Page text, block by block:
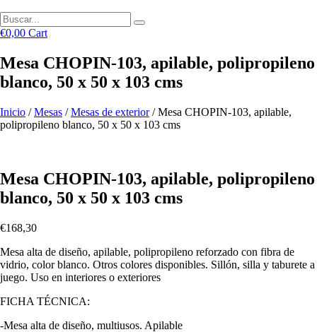
€0,00 Cart
Mesa CHOPIN-103, apilable, polipropileno
blanco, 50 x 50 x 103 cms
Inicio /Mesas /Mesas de exterior/ Mesa CHOPIN-103, apilable,
polipropileno blanco, 50 x 50 x 103 cms
Mesa CHOPIN-103, apilable, polipropileno
blanco, 50 x 50 x 103 cms
€168,30
Mesa alta de diseño, apilable, polipropileno reforzado con fibra de
vidrio, color blanco. Otros colores disponibles. Sillón, silla y taburete a
juego. Uso en interiores o exteriores
FICHA TÉCNICA:
-Mesa alta de diseño, multiusos. Apilable